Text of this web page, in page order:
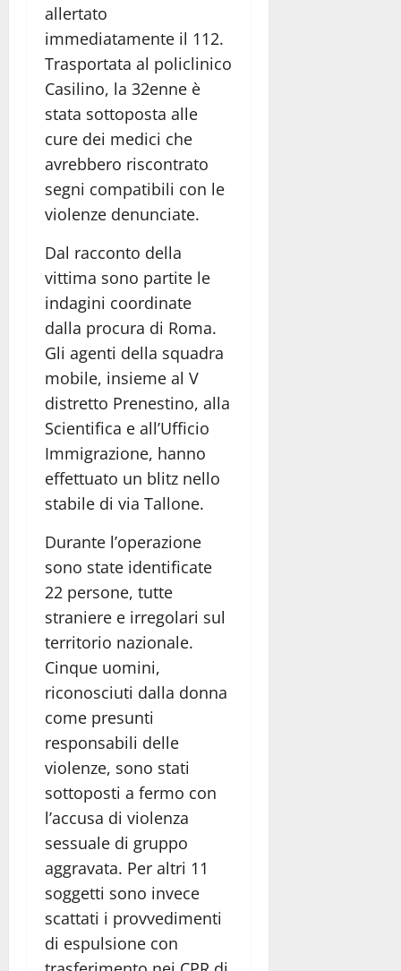
allertato
immediatamente il 112.
Trasportata al policlinico
Casilino, la 32enne è
stata sottoposta alle
cure dei medici che
avrebbero riscontrato
segni compatibili con le
violenze denunciate.
Dal racconto della
vittima sono partite le
indagini coordinate
dalla procura di Roma.
Gli agenti della squadra
mobile, insieme al V
distretto Prenestino, alla
Scientifica e all’Ufficio
Immigrazione, hanno
effettuato un blitz nello
stabile di via Tallone.
Durante l’operazione
sono state identificate
22 persone, tutte
straniere e irregolari sul
territorio nazionale.
Cinque uomini,
riconosciuti dalla donna
come presunti
responsabili delle
violenze, sono stati
sottoposti a fermo con
l’accusa di violenza
sessuale di gruppo
aggravata. Per altri 11
soggetti sono invece
scattati i provvedimenti
di espulsione con